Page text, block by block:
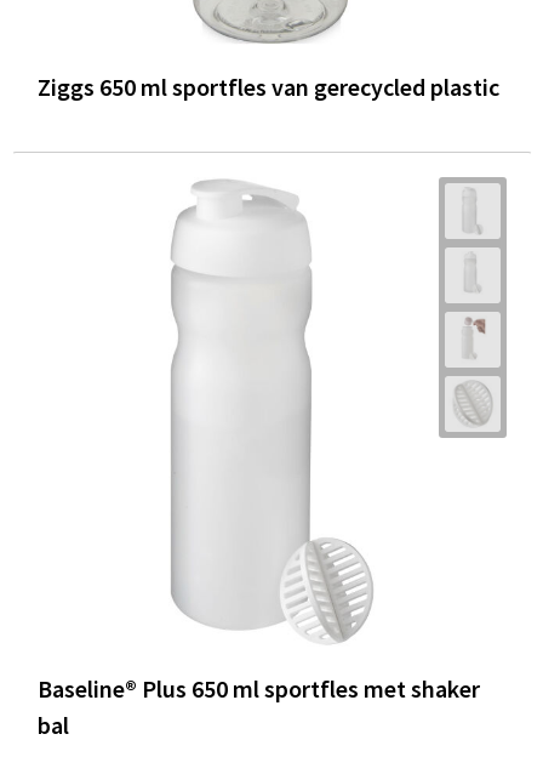
Ziggs 650 ml sportfles van gerecycled plastic
Baseline® Plus 650 ml sportfles met shaker
bal